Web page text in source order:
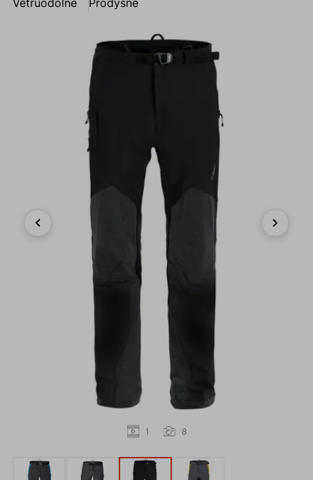
Větruodolné Prodyšné
1 8